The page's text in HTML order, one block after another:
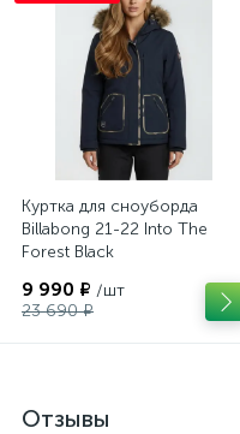
Куртка для сноуборда
Billabong 21-22 Into The
Forest Black
9 990 ₽ /шт
23 690 ₽
Отзывы